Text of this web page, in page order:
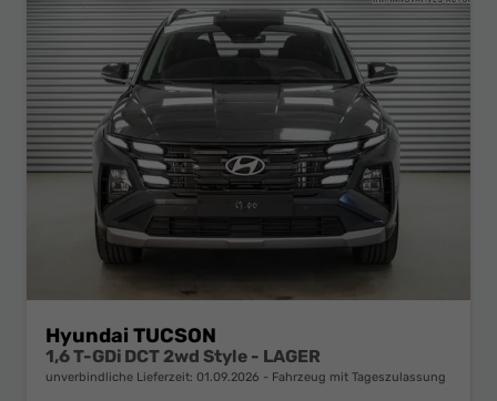
Hyundai TUCSON
1,6 T-GDi DCT 2wd Style - LAGER
unverbindliche Lieferzeit: 01.09.2026 Fahrzeug mit Tageszulassung